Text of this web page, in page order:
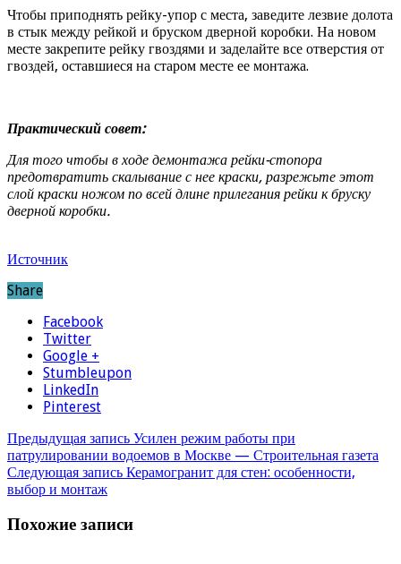
Чтобы приподнять рейку-упор с места, заведите лезвие долота
в стык между рейкой и бруском дверной коробки. На новом
месте закрепите рейку гвоздями и заделайте все отверстия от
гвоздей, оставшиеся на старом месте ее монтажа.
Практический совет:
Для того чтобы в ходе демонтажа рейки-стопора
предотвратить скалывание с нее краски, разрежьте этот
слой краски ножом по всей длине прилегания рейки к бруску
дверной коробки.
Источник
Share
Facebook
Twitter
Google +
Stumbleupon
LinkedIn
Pinterest
Предыдущая запись Усилен режим работы при
патрулировании водоемов в Москве — Строительная газета
Следующая запись Керамогранит для стен: особенности,
выбор и монтаж
Похожие записи